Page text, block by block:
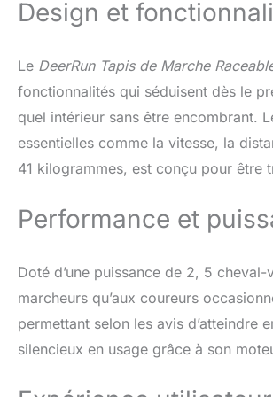
Design et
Le DeerRun Tapis de Marche
fonctionnalités qui séduisent dès le
quel intérieur sans être encombrant.
essentielles comme la vitesse, la
41 kilogrammes, est conçu pour être
Performance et
Doté d’une puissance de 2, 5 cheval-
marcheurs qu’aux coureurs
permettant selon les avis d’atteindre
silencieux en usage grâce à son